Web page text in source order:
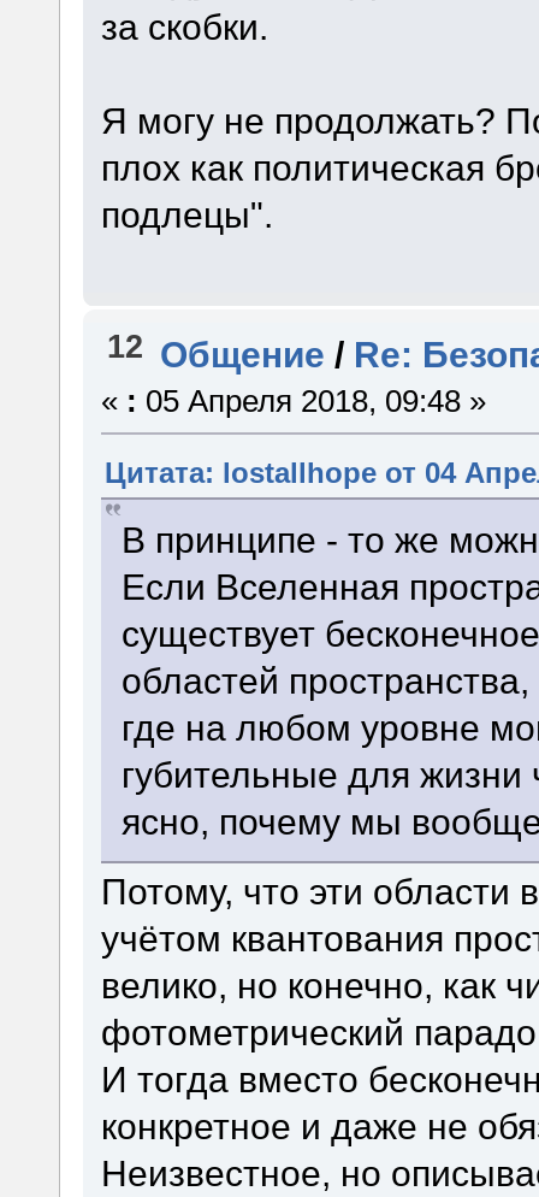
за скобки.
Я могу не продолжать?
плох как политическая
подлецы".
12 Общение / Re:
« : 05 Апреля 2018, 09:48 »
Цитата: lostallhope от 04
В принципе - то же
Если Вселенная
существует
областей
где на любом уровне
губительные для жизни
ясно, почему мы
Потому, что эти области
учётом квантования
велико, но конечно, как
фотометрический
И тогда вместо
конкретное и даже не
Неизвестное, но